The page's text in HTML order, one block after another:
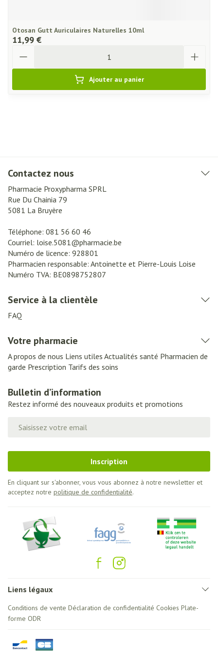
Otosan Gutt Auriculaires Naturelles 10ml
11,99 €
Ajouter au panier
Contactez nous
Pharmacie Proxypharma SPRL
Rue Du Chainia 79
5081 La Bruyère
Téléphone: 081 56 60 46
Courriel: loise.5081@pharmacie.be
Numéro de licence: 928801
Pharmacien responsable: Antoinette et Pierre-Louis Loise
Numéro TVA: BE0898752807
Service à la clientèle
FAQ
Votre pharmacie
A propos de nous Liens utiles Actualités santé Pharmacien de
garde Prescription Tarifs des soins
Bulletin d’information
Restez informé des nouveaux produits et promotions
Inscription
En cliquant sur s'abonner, vous vous abonnez à notre newsletter et
acceptez notre politique de confidentialité.
Liens légaux
Conditions de vente Déclaration de confidentialité Cookies Plate-
forme ODR